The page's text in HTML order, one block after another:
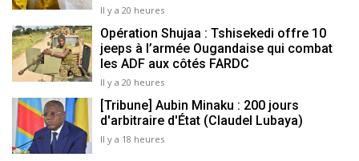
Il y a 20 heures
Opération Shujaa : Tshisekedi offre 10
jeeps à l’armée Ougandaise qui combat
les ADF aux côtés FARDC
Il y a 20 heures
[Tribune] Aubin Minaku : 200 jours
d'arbitraire d'État (Claudel Lubaya)
Il y a 18 heures